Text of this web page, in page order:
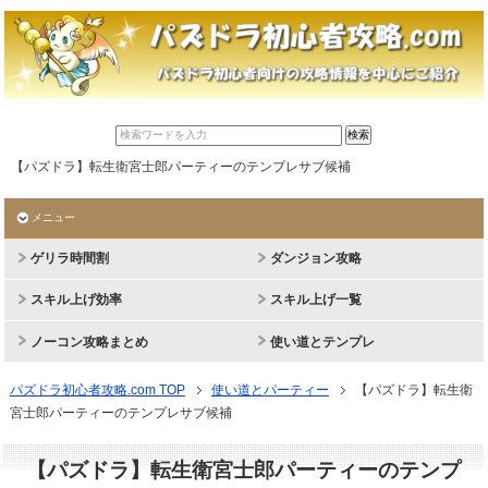
【パズドラ】転生衛宮士郎パーティーのテンプレサブ候補
メニュー
ゲリラ時間割 ダンジョン攻略
スキル上げ効率 スキル上げ一覧
ノーコン攻略まとめ 使い道とテンプレ
パズドラ初心者攻略.com TOP 使い道とパーティー
【パズドラ】転生衛
宮士郎パーティーのテンプレサブ候補
【パズドラ】転生衛宮士郎パーティーのテンプ